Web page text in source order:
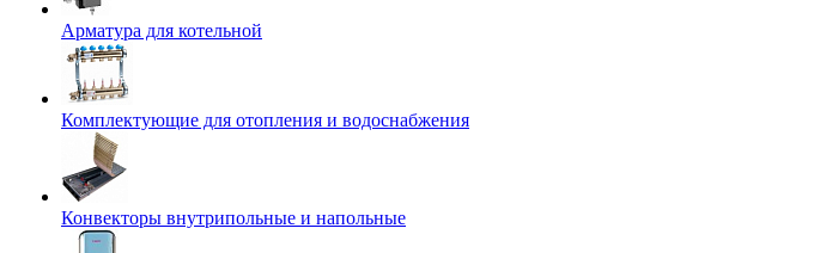
Арматура для котельной
Комплектующие для отопления и водоснабжения
Конвекторы внутрипольные и напольные